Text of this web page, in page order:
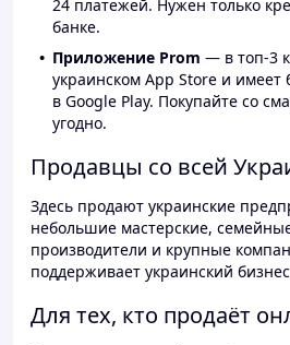
24 платежей. Нужен только
банке.
Приложение Prom — в топ-3
украинском App Store и имеет
в Google Play. Покупайте со
угодно.
Продавцы со всей
Здесь продают украинские
небольшие мастерские,
производители и крупные
поддерживает украинский
Для тех, кто продаёт